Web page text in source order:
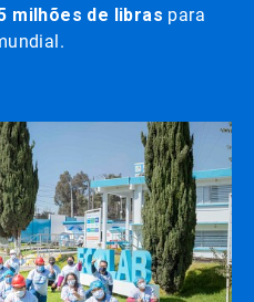
milhões de libras para